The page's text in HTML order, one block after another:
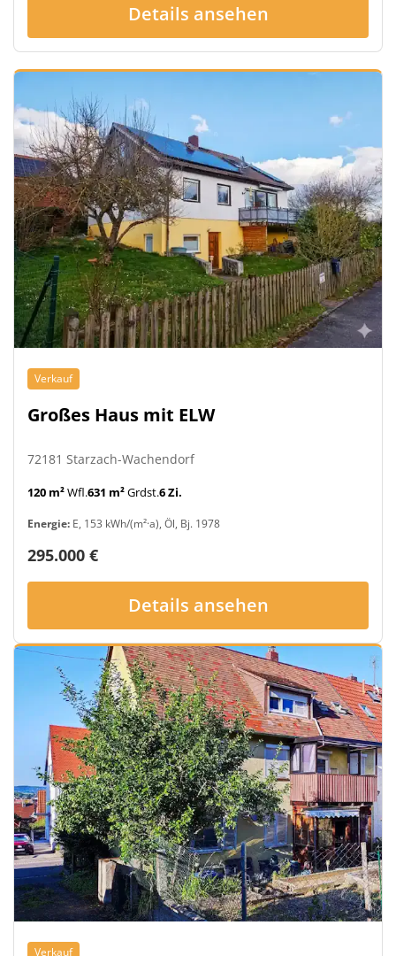
Details ansehen
Verkauf
Großes Haus mit ELW
72181 Starzach-Wachendorf
120 m²Wfl.631 m²Grdst.6 Zi.
Energie: E, 153 kWh/(m²·a), Öl, Bj. 1978
295.000 €
Details ansehen
Verkauf